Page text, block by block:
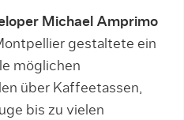
Michael Amprimo
gestaltete ein
möglichen
über Kaffeetassen,
bis zu vielen